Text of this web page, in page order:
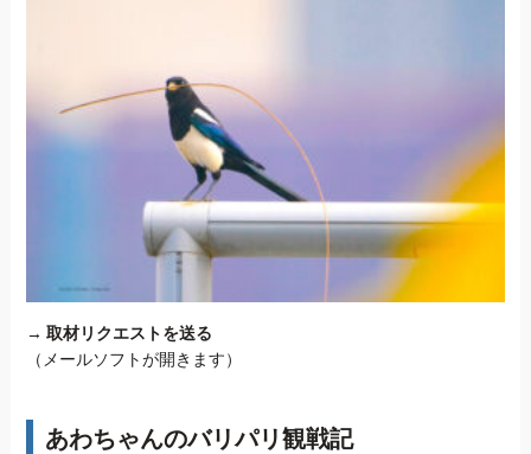
→ 取材リクエストを送る
（メールソフトが開きます）
あわちゃんのバリパリ観戦記